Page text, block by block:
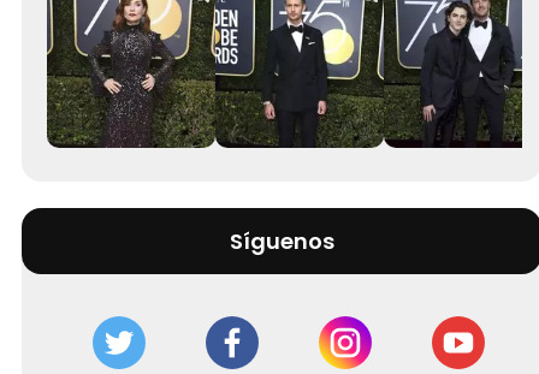
Síguenos